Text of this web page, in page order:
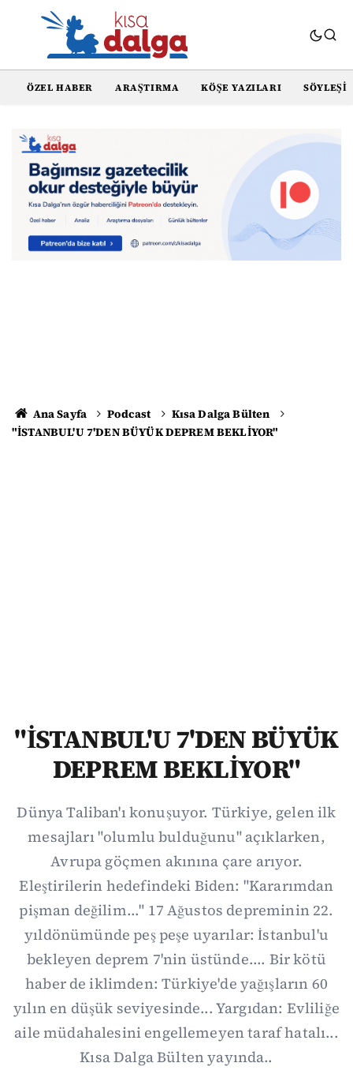
ÖZEL HABER ARAŞTIRMA KÖŞE YAZILARI SÖYLEŞI
Ana Sayfa Podcast
Kısa Dalga Bülten
"İSTANBUL'U 7'DEN BÜYÜK DEPREM BEKLİYOR"
"İSTANBUL'U 7'DEN BÜYÜK
DEPREM BEKLİYOR"
Dünya Taliban'ı konuşuyor. Türkiye, gelen ilk
mesajları "olumlu bulduğunu" açıklarken,
Avrupa göçmen akınına çare arıyor.
Eleştirilerin hedefindeki Biden: "Kararımdan
pişman değilim..." 17 Ağustos depreminin 22.
yıldönümünde peş peşe uyarılar: İstanbul'u
bekleyen deprem 7'nin üstünde.... Bir kötü
haber de iklimden: Türkiye'de yağışların 60
yılın en düşük seviyesinde... Yargıdan: Evliliğe
aile müdahalesini engellemeyen taraf hatalı...
Kısa Dalga Bülten yayında..